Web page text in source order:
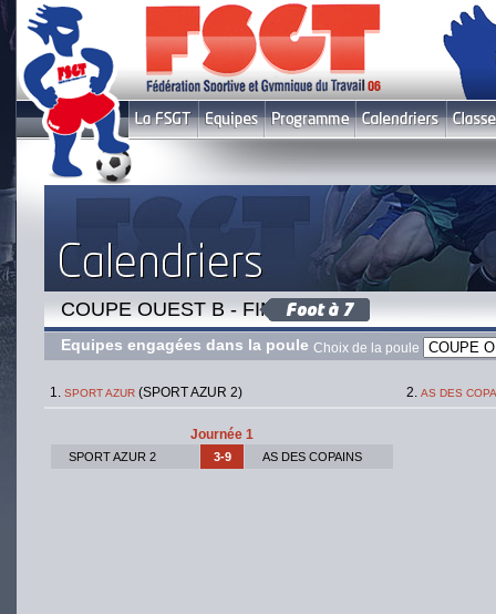
Choix de la poule
COUPE OUEST B - FINALE
Equipes engagées dans la poule
SPORT AZUR (SPORT AZUR 2) AS DES
Journée 1
SPORT AZUR 2 3-9 AS DES COPAINS